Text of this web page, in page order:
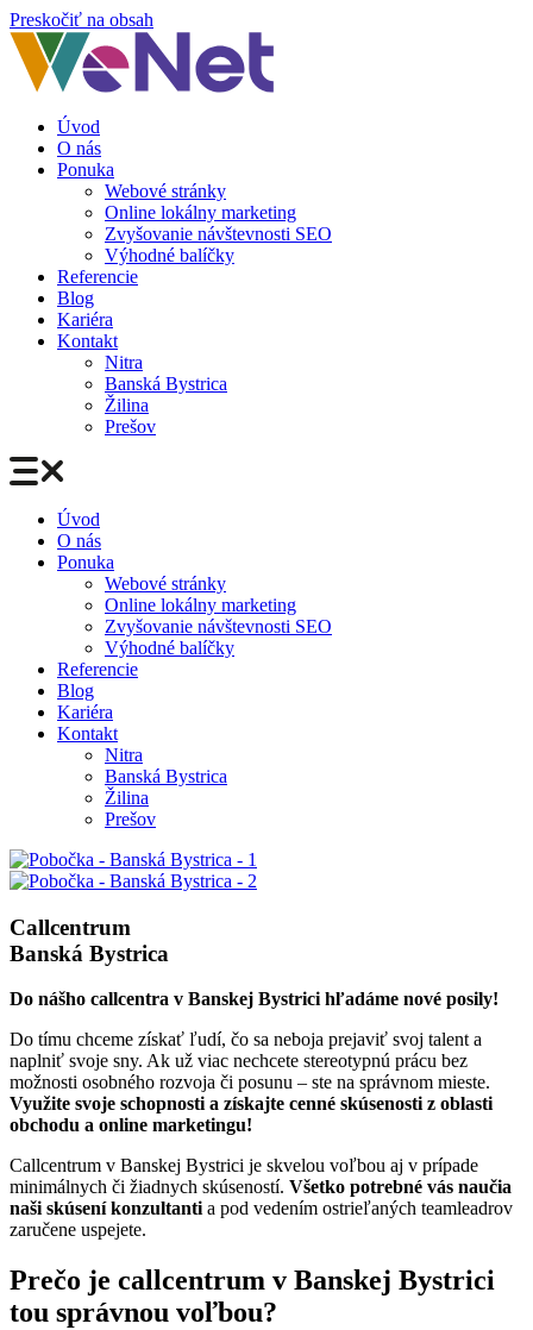
Preskočiť na obsah
Úvod
O nás
Ponuka
Webové stránky
Online lokálny marketing
Zvyšovanie návštevnosti SEO
Výhodné balíčky
Referencie
Blog
Kariéra
Kontakt
Nitra
Banská Bystrica
Žilina
Prešov
Úvod
O nás
Ponuka
Webové stránky
Online lokálny marketing
Zvyšovanie návštevnosti SEO
Výhodné balíčky
Referencie
Blog
Kariéra
Kontakt
Nitra
Banská Bystrica
Žilina
Prešov
Callcentrum
Banská Bystrica
Do nášho callcentra v Banskej Bystrici hľadáme nové posily!
Do tímu chceme získať ľudí, čo sa neboja prejaviť svoj talent a
naplniť svoje sny. Ak už viac nechcete stereotypnú prácu bez
možnosti osobného rozvoja či posunu – ste na správnom mieste.
Využite svoje schopnosti a získajte cenné skúsenosti z oblasti
obchodu a online marketingu!
Callcentrum v Banskej Bystrici je skvelou voľbou aj v prípade
minimálnych či žiadnych skúseností. Všetko potrebné vás naučia
naši skúsení konzultantia pod vedením ostrieľaných teamleadrov
zaručene uspejete.
Prečo je callcentrum v Banskej Bystrici
tou správnou voľbou?